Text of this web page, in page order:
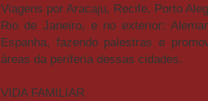
Viagens por Aracaju, Recife, Porto
Rio de Janeiro, e no exterior:
Espanha, fazendo palestras e
áreas da periferia dessas cidades.
VIDA FAMILIAR